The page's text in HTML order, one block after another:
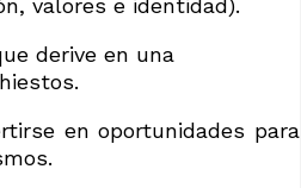
valores e identidad).
derive en una
en oportunidades para